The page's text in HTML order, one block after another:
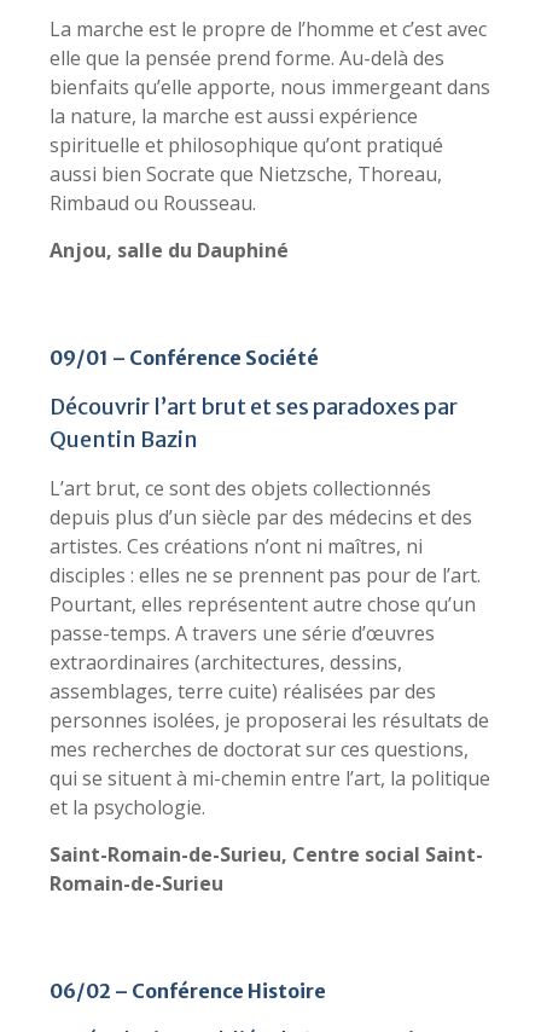
La marche est le propre de l’homme et c’est avec
elle que la pensée prend forme. Au-delà des
bienfaits qu’elle apporte, nous immergeant dans
la nature, la marche est aussi expérience
spirituelle et philosophique qu’ont pratiqué
aussi bien Socrate que Nietzsche, Thoreau,
Rimbaud ou Rousseau.
Anjou, salle du Dauphiné
09/01 – Conférence Société
Découvrir l’art brut et ses paradoxes par
Quentin Bazin
L’art brut, ce sont des objets collectionnés
depuis plus d’un siècle par des médecins et des
artistes. Ces créations n’ont ni maîtres, ni
disciples : elles ne se prennent pas pour de l’art.
Pourtant, elles représentent autre chose qu’un
passe-temps. A travers une série d’œuvres
extraordinaires (architectures, dessins,
assemblages, terre cuite) réalisées par des
personnes isolées, je proposerai les résultats de
mes recherches de doctorat sur ces questions,
qui se situent à mi-chemin entre l’art, la politique
et la psychologie.
Saint-Romain-de-Surieu, Centre social Saint-
Romain-de-Surieu
06/02 – Conférence Histoire